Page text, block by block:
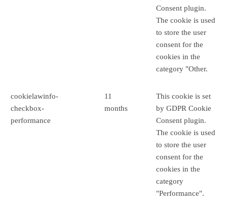
Consent plugin.
The cookie is used
to store the user
consent for the
cookies in the
category "Other.
cookielawinfo-
checkbox-
performance
11
months
This cookie is set
by GDPR Cookie
Consent plugin.
The cookie is used
to store the user
consent for the
cookies in the
category
"Performance".